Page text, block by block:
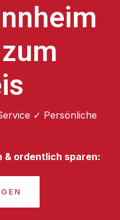
✓ Persönliche
ordentlich sparen: